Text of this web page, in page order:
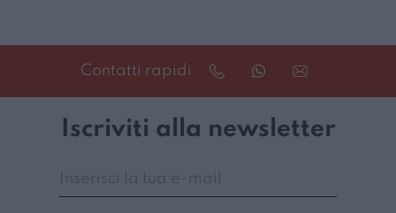
Contatti rapidi
Iscriviti alla newsletter